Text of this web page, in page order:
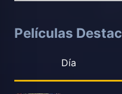
Películas
Día